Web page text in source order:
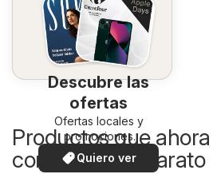
Descubre las
ofertas
Ofertas locales y
promociones
especiales.
Quiero ver
Productos que
comprar más barato